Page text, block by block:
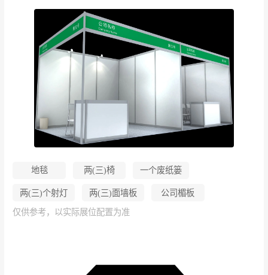
地毯 两(三)椅 一个废纸篓
两(三)个射灯 两(三)面墙板 公司楣板
仅供参考，以实际展位配置为准